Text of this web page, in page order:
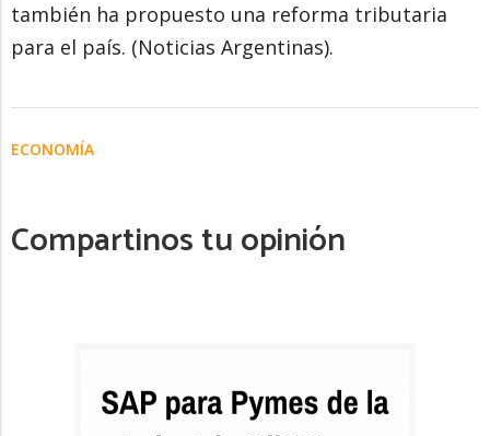
también ha propuesto una reforma tributaria
para el país. (Noticias Argentinas).
ECONOMÍA
Compartinos tu opinión